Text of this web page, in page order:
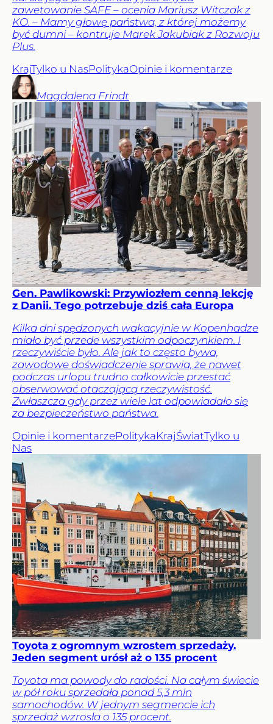
zawetowanie SAFE – ocenia Mariusz Witczak z
KO. – Mamy głowę państwa, z której możemy
być dumni – kontruje Marek Jakubiak z Rozwoju
Plus.
KrajTylko u NasPolitykaOpinie i komentarze
Magdalena Frindt
Gen. Pawlikowski: Przywiozłem cenną lekcję
z Danii. Tego potrzebuje dziś cała Europa
Kilka dni spędzonych wakacyjnie w Kopenhadze
miało być przede wszystkim odpoczynkiem. I
rzeczywiście było. Ale jak to często bywa,
zawodowe doświadczenie sprawia, że nawet
podczas urlopu trudno całkowicie przestać
obserwować otaczającą rzeczywistość.
Zwłaszcza gdy przez wiele lat odpowiadało się
za bezpieczeństwo państwa.
Opinie i komentarzePolitykaKrajŚwiatTylko u
Nas
Toyota z ogromnym wzrostem sprzedaży.
Jeden segment urósł aż o 135 procent
Toyota ma powody do radości. Na całym świecie
w pół roku sprzedała ponad 5,3 mln
samochodów. W jednym segmencie ich
sprzedaż wzrosła o 135 procent.